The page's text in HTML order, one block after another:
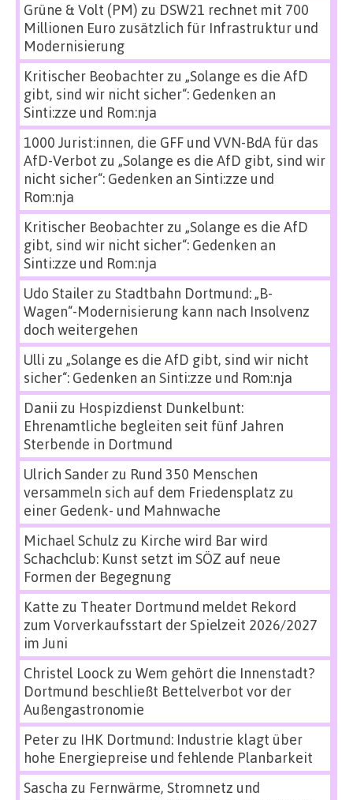
Grüne & Volt (PM) zu DSW21 rechnet mit 700
Millionen Euro zusätzlich für Infrastruktur und
Modernisierung
Kritischer Beobachterzu „Solange es die AfD
gibt, sind wir nicht sicher“: Gedenken an
Sinti:zze und Rom:nja
1000 Jurist:innen, die GFF und VVN-BdA für das
AfD-Verbot zu „Solange es die AfD gibt, sind wir
nicht sicher“: Gedenken an Sinti:zze und
Rom:nja
Kritischer Beobachterzu „Solange es die AfD
gibt, sind wir nicht sicher“: Gedenken an
Sinti:zze und Rom:nja
Udo Stailerzu Stadtbahn Dortmund: „B-
Wagen“-Modernisierung kann nach Insolvenz
doch weitergehen
Ulli zu „Solange es die AfD gibt, sind wir nicht
sicher“: Gedenken an Sinti:zze und Rom:nja
Danii zu Hospizdienst Dunkelbunt:
Ehrenamtliche begleiten seit fünf Jahren
Sterbende in Dortmund
Ulrich Sanderzu Rund 350 Menschen
versammeln sich auf dem Friedensplatz zu
einer Gedenk- und Mahnwache
Michael Schulz zu Kirche wird Bar wird
Schachclub: Kunst setzt im SÖZ auf neue
Formen der Begegnung
Katte zu Theater Dortmund meldet Rekord
zum Vorverkaufsstart der Spielzeit 2026/2027
im Juni
Christel Loock zu Wem gehört die Innenstadt?
Dortmund beschließt Bettelverbot vor der
Außengastronomie
Peterzu IHK Dortmund: Industrie klagt über
hohe Energiepreise und fehlende Planbarkeit
Sascha zu Fernwärme, Stromnetz und